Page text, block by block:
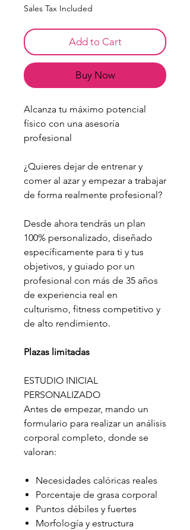
Sales Tax Included
Add to Cart
Buy Now
Alcanza tu máximo potencial
físico con una asesoría
profesional
¿Quieres dejar de entrenar y
comer al azar y empezar a trabajar
de forma realmente profesional?
Desde ahora tendrás un plan
100% personalizado, diseñado
específicamente para ti y tus
objetivos, y guiado por un
profesional con más de 35 años
de experiencia real en
culturismo, fitness competitivo y
de alto rendimiento.
Plazas limitadas
ESTUDIO INICIAL
PERSONALIZADO
Antes de empezar, mando un
formulario para realizar un análisis
corporal completo, donde se
valoran:
Necesidades calóricas reales
Porcentaje de grasa corporal
Puntos débiles y fuertes
Morfología y estructura